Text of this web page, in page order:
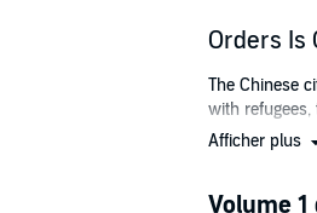
Orders Is
The Chinese
with refugees,
200 miles
Afficher plus
Volume 1